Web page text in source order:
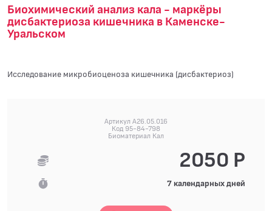
Биохимический анализ кала - маркёры
дисбактериоза кишечника в Каменске-
Уральском
Исследование микробиоценоза кишечника (дисбактериоз)
Артикул A26.05.016
Код 95-84-798
Биоматериал Кал
2050 Р
7 календарных дней